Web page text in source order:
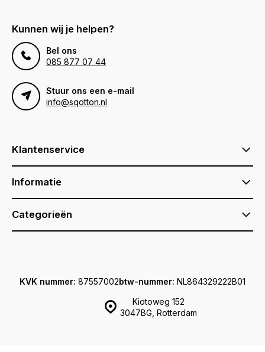
Kunnen wij je helpen?
Bel ons
085 877 07 44
Stuur ons een e-mail
info@sqotton.nl
Klantenservice
Informatie
Categorieën
Kiotoweg 152
3047BG, Rotterdam
KVK nummer: 87557002btw-nummer: NL864329222B01